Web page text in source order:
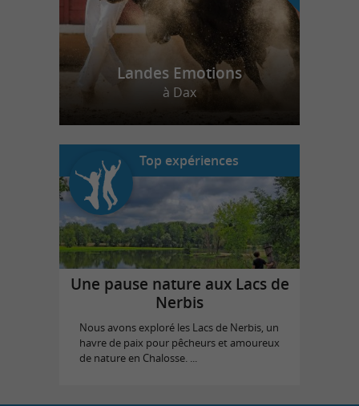
Landes Emotions
à Dax
Top expériences
Une pause nature aux Lacs de
Nerbis
Nous avons exploré les Lacs de Nerbis, un
havre de paix pour pêcheurs et amoureux
de nature en Chalosse. ...